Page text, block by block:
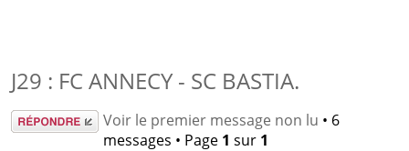
J29 : FC ANNECY - SC BASTIA.
Répondre Voir le premier message non lu • 6
messages • Page 1 sur 1